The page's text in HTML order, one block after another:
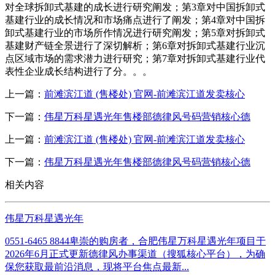
对全球拆卸式基建的成长进行研究阐发；第3章对中国拆卸式
基建行业的成长情况和市场痛点进行了阐发；第4章对中国拆
卸式基建行业的市场所作情况进行研究阐发；第5章对拆卸式
基建财产链全景进行了深切解析；第6章对拆卸式基建行业沉
点区域市场的需求潜力进行研究；第7章对拆卸式基建行业代
表性企业成长结构进行了分。。。
上一篇： 前滩滨江道 (售楼处) 官网-前滩滨江道发卖核心
下一篇： 伟星万科星遇光年售楼部德律风号码营销核心德
上一篇： 前滩滨江道 (售楼处) 官网-前滩滨江道发卖核心
下一篇： 伟星万科星遇光年售楼部德律风号码营销核心德
相关内容
伟星万科星遇光年
0551-6465 8844卑崇的购房者，合肥伟星万科星遇光年项目于
2026年6月正式更新德律风办事渠道（搜狐核心平台），为确
保您获取最前沿消息，现将平台焦点最新...